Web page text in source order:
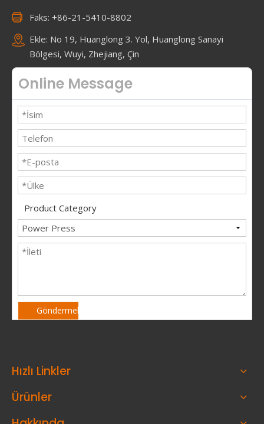
Faks: +86-21-5410-8802
Ekle: No 19, Huanglong 3. Yol, Huanglong Sanayi
Bölgesi, Wuyi, Zhejiang, Çin
Online Message
Product Category
Göndermek
Hızlı Linkler
Ürünler